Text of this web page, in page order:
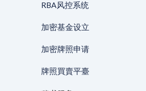
RBA风控系统
加密基金设立
加密牌照申请
牌照買賣平臺